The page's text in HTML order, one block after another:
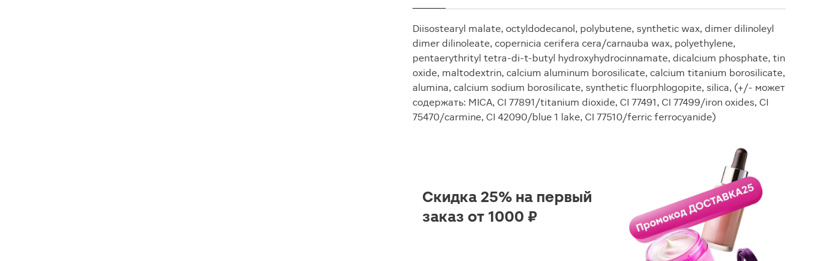
Diisostearyl malate, octyldodecanol, polybutene, synthetic wax, dimer dilinoleyl
dimer dilinoleate, copernicia cerifera cera/carnauba wax, polyethylene,
pentaerythrityl tetra-di-t-butyl hydroxyhydrocinnamate, dicalcium phosphate, tin
oxide, maltodextrin, calcium aluminum borosilicate, calcium titanium borosilicate,
alumina, calcium sodium borosilicate, synthetic fluorphlogopite, silica, (+/- может
содержать: MICA, CI 77891/titanium dioxide, CI 77491, CI 77499/iron oxides, CI
75470/carmine, CI 42090/blue 1 lake, CI 77510/ferric ferrocyanide)
Скидка 25% на первый
заказ от 1000 ₽